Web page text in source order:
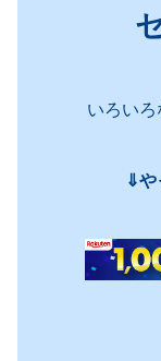
いろいろ
⇓や